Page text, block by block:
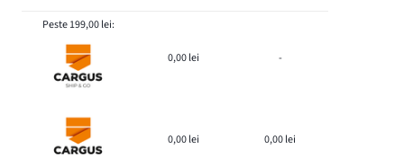
Peste 199,00 lei:
0,00 lei -
0,00 lei 0,00 lei